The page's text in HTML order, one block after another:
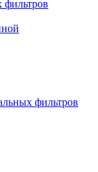
фильтров